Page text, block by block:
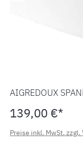
AIGREDOUX
139,00 €*
Preise inkl. MwSt.